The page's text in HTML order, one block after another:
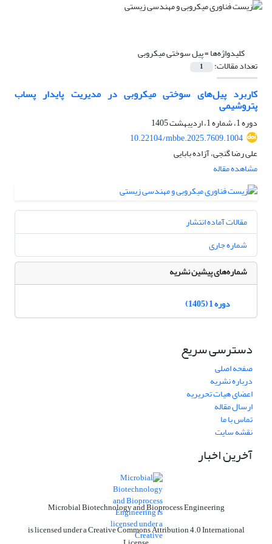
کلیدواژه‌ها =پیل سوختی میکروبی
تعداد مقالات: 1
کاربرد پیل‌های سوختی میکروبی در مدیریت پایدار پساب
پتروشیمی
دوره 1، شماره 1، اردیبهشت 1405
10.22104/mbbe.2025.7609.1004
علی رضا گنجی، آزاده بابایی
مشاهده مقاله
مقالات آماده انتشار
شماره جاری
شماره‌های پیشین نشریه
دوره 1 (1405)
دسترسی سریع
صفحه اصلی
درباره نشریه
اعضای هیات تحریریه
ارسال مقاله
تماس با ما
نقشه سایت
آخرین اخبار
Microbial Biotechnology and Bioprocess Engineering
is licensed under a Creative Commons Attribution 4.0 International